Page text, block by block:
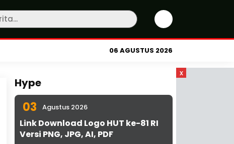
06 AGUSTUS 2026
x
Hype
03 Agustus 2026
Link Download Logo HUT ke-81 RI
Versi PNG, JPG, AI, PDF